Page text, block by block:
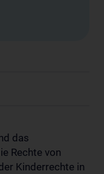
das
Rechte von
Kinderrechte in